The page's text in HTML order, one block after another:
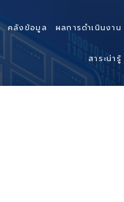
คลังข้อมูล ผลการดำเนินงาน
สาระน่ารู้